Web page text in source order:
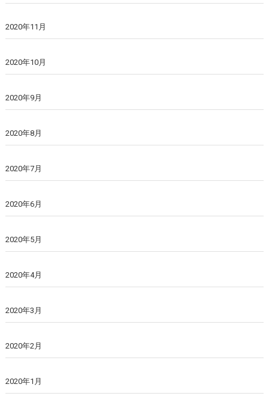
2020年11月
2020年10月
2020年9月
2020年8月
2020年7月
2020年6月
2020年5月
2020年4月
2020年3月
2020年2月
2020年1月